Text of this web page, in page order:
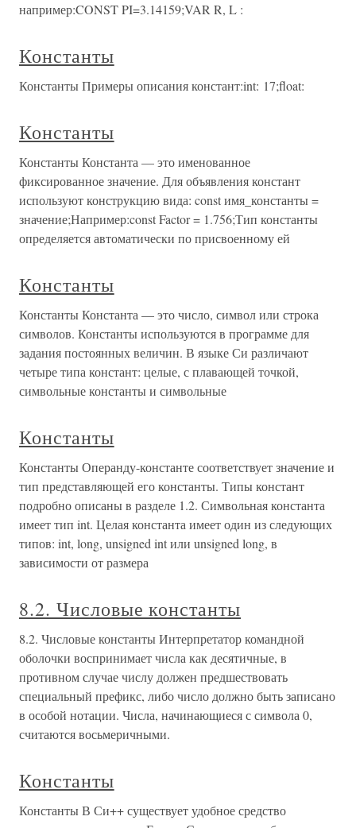
например:CONST PI=3.14159;VAR R, L :
Константы
Константы Примеры описания констант:int: 17;float:
Константы
Константы Константа — это именованное
фиксированное значение. Для объявления констант
используют конструкцию вида: const имя_константы =
значение;Например:const Factor = 1.756;Тип константы
определяется автоматически по присвоенному ей
Константы
Константы Константа — это число, символ или строка
символов. Константы используются в программе для
задания постоянных величин. В языке Си различают
четыре типа констант: целые, с плавающей точкой,
символьные константы и символьные
Константы
Константы Операнду-константе соответствует значение и
тип представляющей его константы. Типы констант
подробно описаны в разделе 1.2. Символьная константа
имеет тип int. Целая константа имеет один из следующих
типов: int, long, unsigned int или unsigned long, в
зависимости от размера
8.2. Числовые константы
8.2. Числовые константы Интерпретатор командной
оболочки воспринимает числа как десятичные, в
противном случае числу должен предшествовать
специальный префикс, либо число должно быть записано
в особой нотации. Числа, начинающиеся с символа 0,
считаются восьмеричными.
Константы
Константы В Си++ существует удобное средство